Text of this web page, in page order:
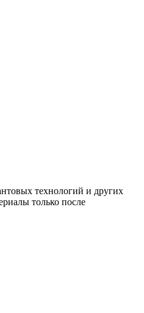
технологий и других
только после